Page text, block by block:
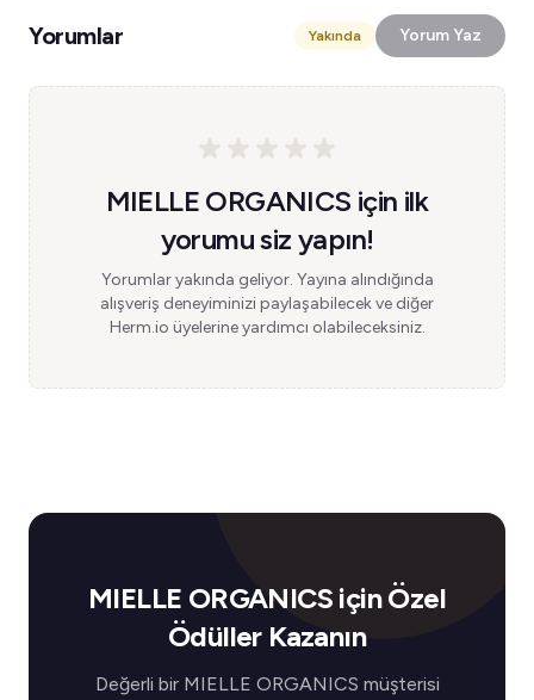
Yorumlar Yakında Yorum Yaz
MIELLE ORGANICS için ilk
yorumu siz yapın!
Yorumlar yakında geliyor. Yayına alındığında
alışveriş deneyiminizi paylaşabilecek ve diğer
Herm.io üyelerine yardımcı olabileceksiniz.
MIELLE ORGANICS için Özel
Ödüller Kazanın
Değerli bir MIELLE ORGANICS müşterisi